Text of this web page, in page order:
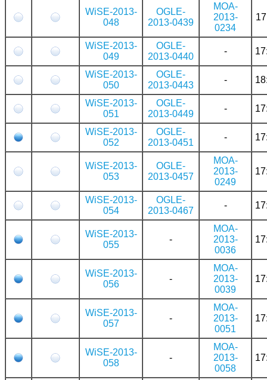
WiSE-2013-
048
OGLE-
2013-0439
MOA-
2013-
0234
WiSE-2013-
049
OGLE-
2013-0440
-
WiSE-2013-
050
OGLE-
2013-0443
-
WiSE-2013-
051
OGLE-
2013-0449
-
WiSE-2013-
052
OGLE-
2013-0451
-
WiSE-2013-
053
OGLE-
2013-0457
MOA-
2013-
0249
WiSE-2013-
054
OGLE-
2013-0467
-
WiSE-2013-
055
-
MOA-
2013-
0036
WiSE-2013-
056
-
MOA-
2013-
0039
WiSE-2013-
057
-
MOA-
2013-
0051
WiSE-2013-
058
-
MOA-
2013-
0058